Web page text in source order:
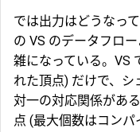
では出力はどうなっ
の VS のデータフロ
雑になっている。VS
れた頂点) だけで、
対一の対応関係があ
点 (最大個数はコン